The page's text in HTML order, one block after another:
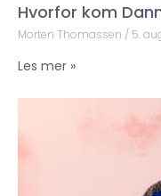
Hvorfor kom
Morten Thomassen 5.
Les mer »